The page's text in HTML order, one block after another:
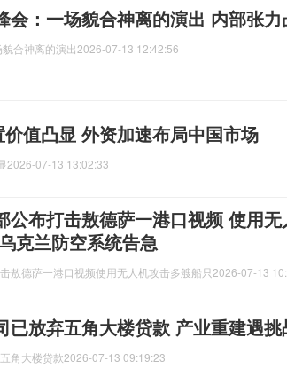
会：一场貌合神离的演出 内部张力
合神离的演出2026-07-13 12:42:56
值凸显 外资加速布局中国市场
2026-07-13 13:02:33
公布打击敖德萨一港口视频 使用
克兰防空系统告急
敖德萨一港口视频使用无人机攻击多艘船只2026-07-13
已放弃五角大楼贷款 产业重建遇挑
角大楼贷款2026-07-13 09:19:23